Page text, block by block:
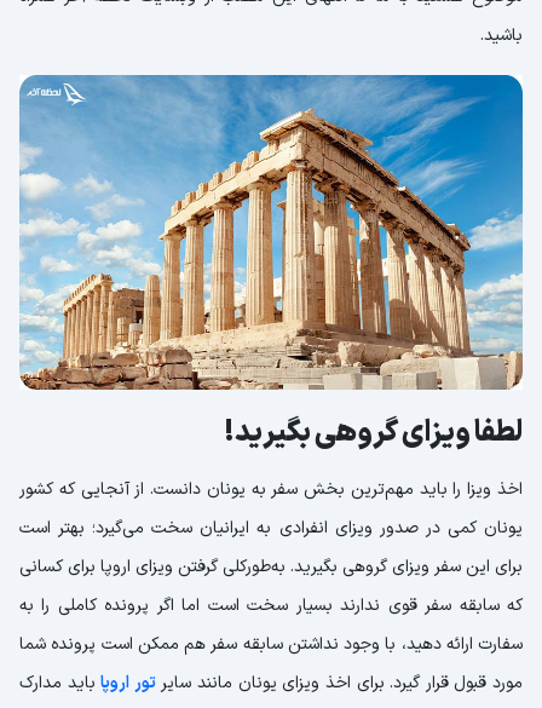
باشید.
لطفا ویزای گروهی بگیرید!
اخذ ویزا را باید مهم‌ترین بخش سفر به یونان دانست. از آنجایی که کشور
یونان کمی در صدور ویزای انفرادی به ایرانیان سخت می‌گیرد؛ بهتر است
برای این سفر ویزای گروهی بگیرید. به‌طورکلی گرفتن ویزای اروپا برای کسانی
که سابقه سفر قوی ندارند بسیار سخت است اما اگر پرونده کاملی را به
سفارت ارائه دهید، با وجود نداشتن سابقه سفر هم ممکن است پرونده شما
مورد قبول قرار گیرد. برای اخذ ویزای یونان مانند سایر تور اروپاباید مدارک